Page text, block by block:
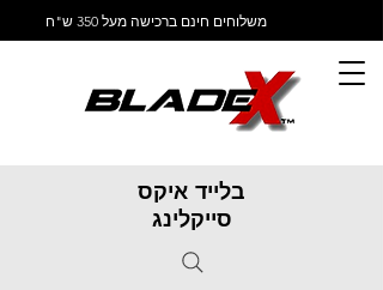
משלוחים חינם ברכישה מעל 350 ש"ח
בלייד איקס
סייקלינג